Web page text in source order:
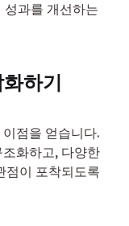
성과를 개선하는
하기
화하고, 다양한
점이 포착되도록